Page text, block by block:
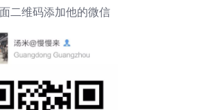
二维码添加他的微信